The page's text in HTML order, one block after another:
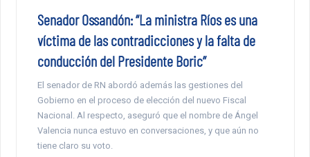
Senador Ossandón: “La ministra Ríos es una
víctima de las contradicciones y la falta de
conducción del Presidente Boric”
El senador de RN abordó además las gestiones del
Gobierno en el proceso de elección del nuevo Fiscal
Nacional. Al respecto, aseguró que el nombre de Ángel
Valencia nunca estuvo en conversaciones, y que aún no
tiene claro su voto.